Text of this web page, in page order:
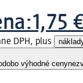
1,75 €
DPH, plus
výhodné ceny